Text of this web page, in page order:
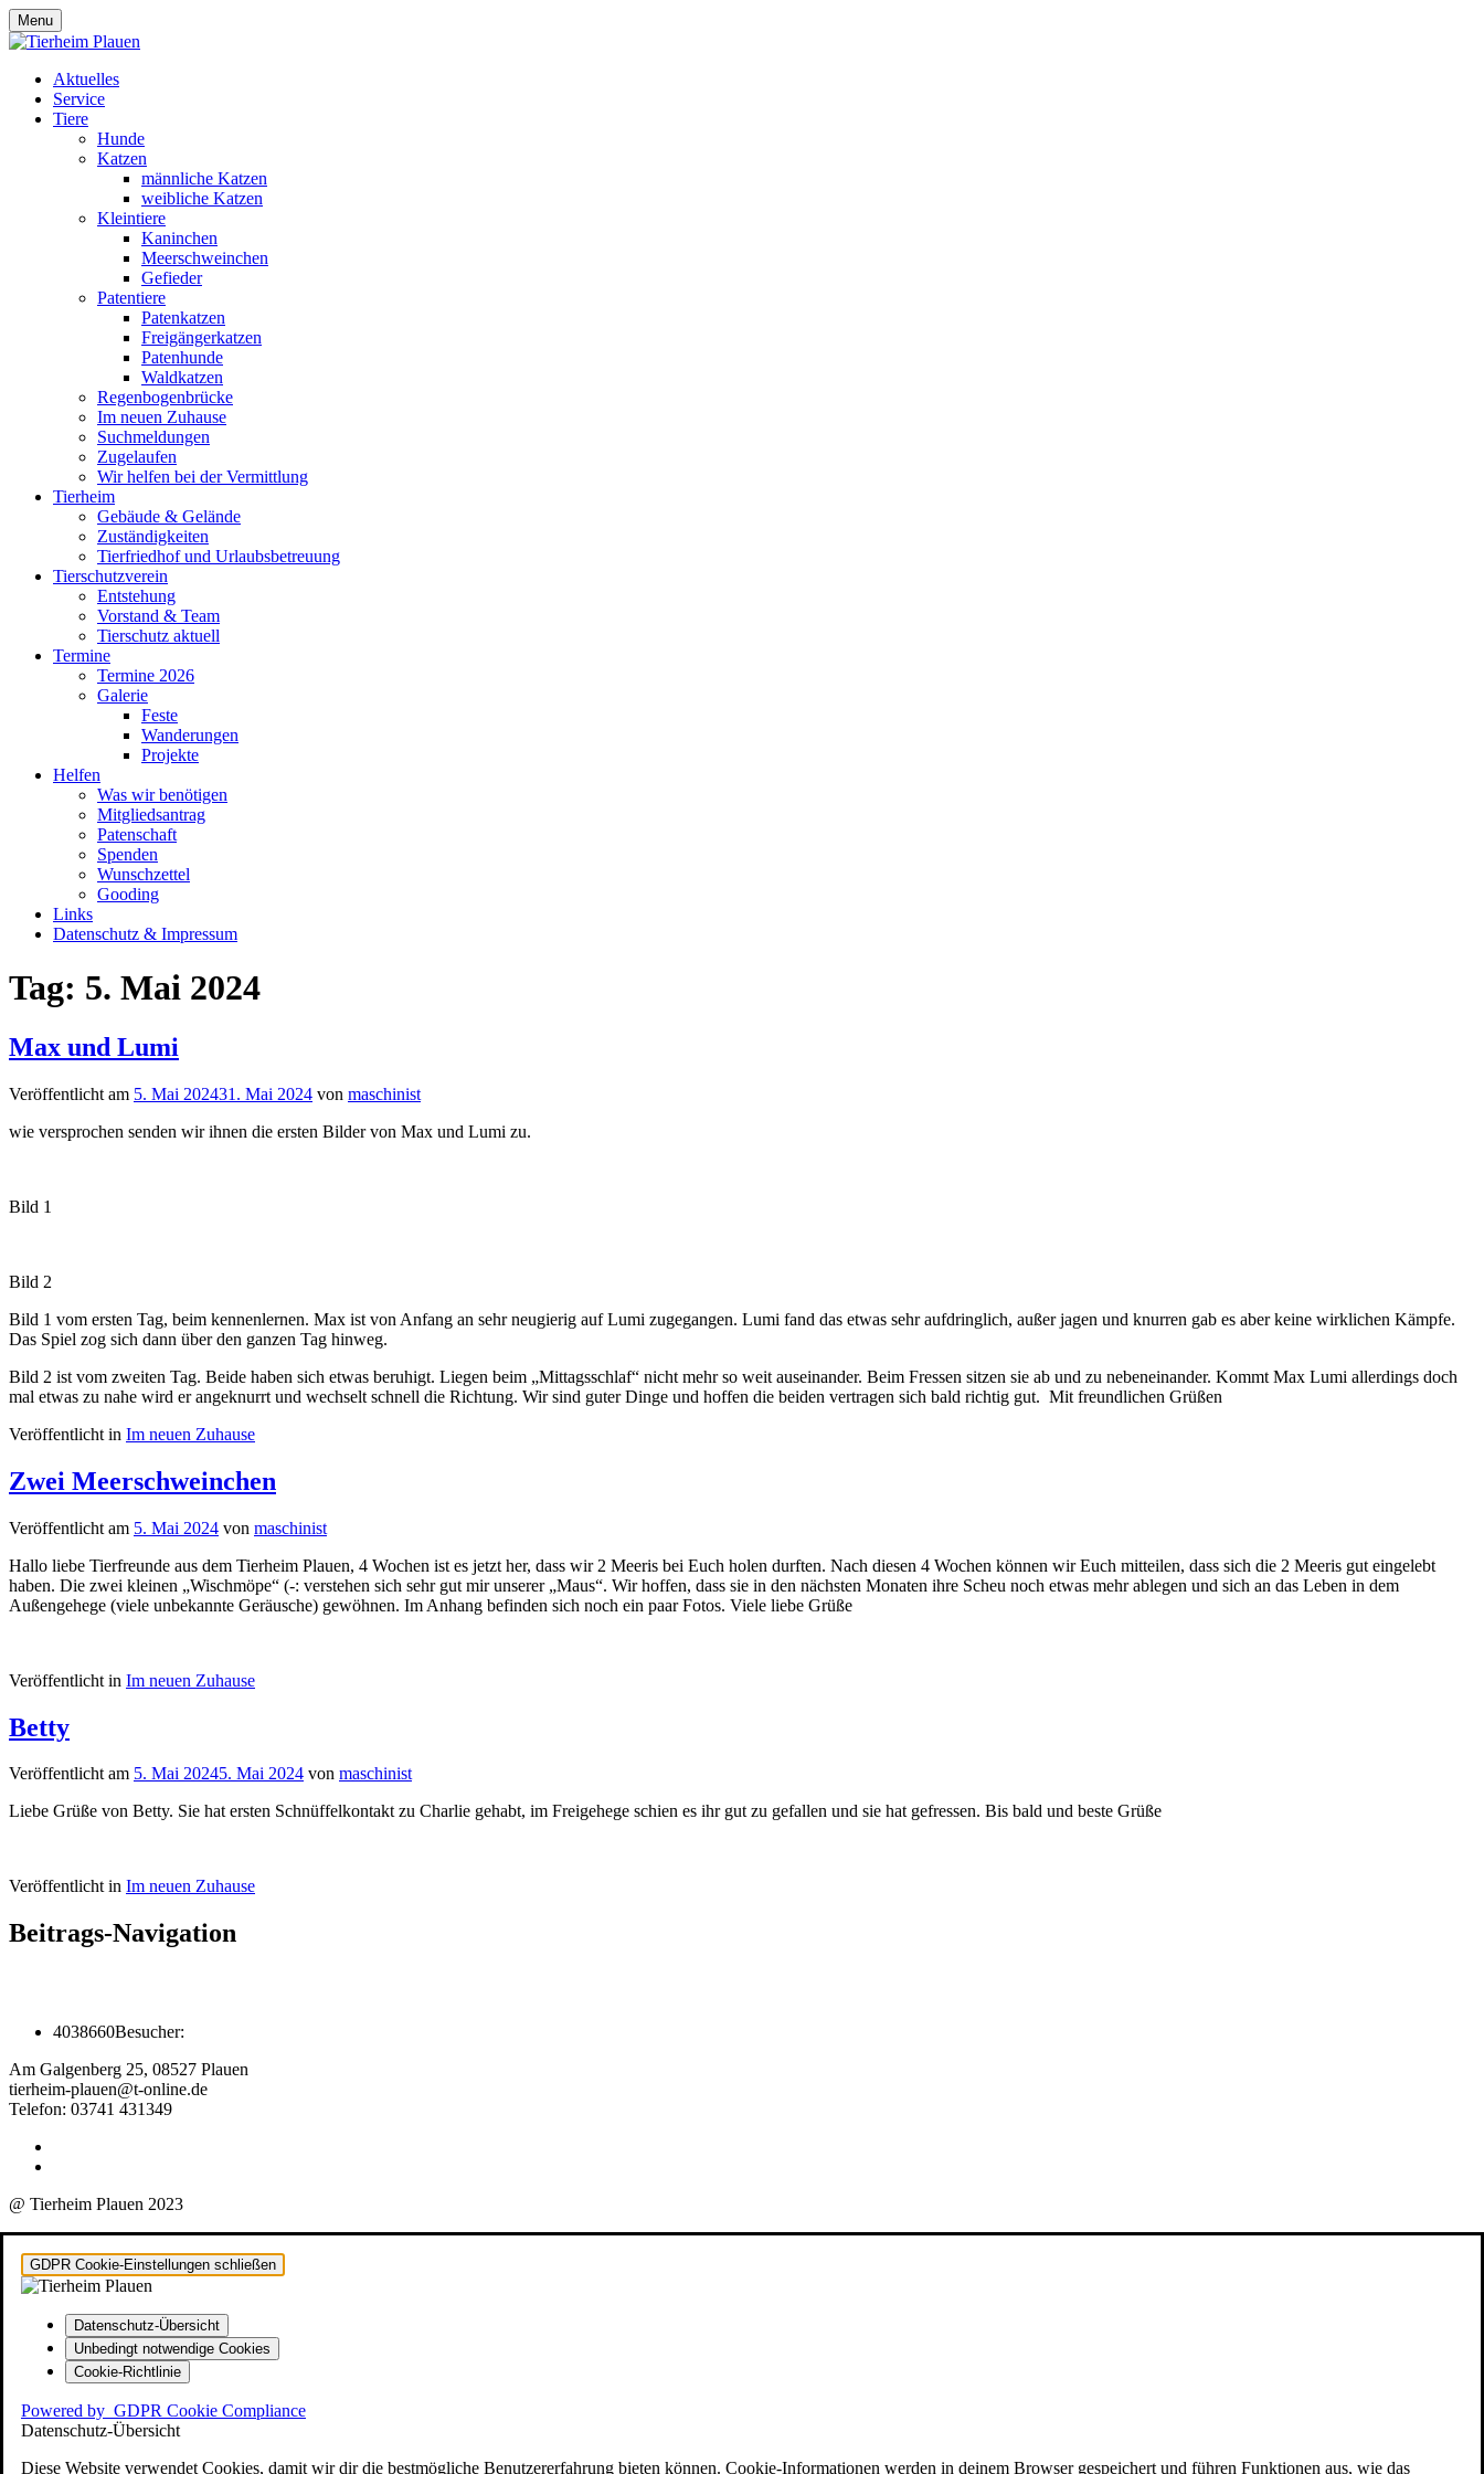
Menu
Aktuelles
Service
Tiere
Hunde
Katzen
männliche Katzen
weibliche Katzen
Kleintiere
Kaninchen
Meerschweinchen
Gefieder
Patentiere
Patenkatzen
Freigängerkatzen
Patenhunde
Waldkatzen
Regenbogenbrücke
Im neuen Zuhause
Suchmeldungen
Zugelaufen
Wir helfen bei der Vermittlung
Tierheim
Gebäude & Gelände
Zuständigkeiten
Tierfriedhof und Urlaubsbetreuung
Tierschutzverein
Entstehung
Vorstand & Team
Tierschutz aktuell
Termine
Termine 2026
Galerie
Feste
Wanderungen
Projekte
Helfen
Was wir benötigen
Mitgliedsantrag
Patenschaft
Spenden
Wunschzettel
Gooding
Links
Datenschutz & Impressum
Tag: 5. Mai 2024
Max und Lumi
Veröffentlicht am 5. Mai 202431. Mai 2024 von maschinist
wie versprochen senden wir ihnen die ersten Bilder von Max und Lumi zu.
Bild 1
Bild 2
Bild 1 vom ersten Tag, beim kennenlernen. Max ist von Anfang an sehr neugierig auf Lumi zugegangen. Lumi fand das etwas sehr aufdringlich, außer jagen und knurren gab es aber keine wirklichen Kämpfe.
Das Spiel zog sich dann über den ganzen Tag hinweg.
Bild 2 ist vom zweiten Tag. Beide haben sich etwas beruhigt. Liegen beim „Mittagsschlaf“ nicht mehr so weit auseinander. Beim Fressen sitzen sie ab und zu nebeneinander. Kommt Max Lumi allerdings doch
mal etwas zu nahe wird er angeknurrt und wechselt schnell die Richtung. Wir sind guter Dinge und hoffen die beiden vertragen sich bald richtig gut. Mit freundlichen Grüßen
Veröffentlicht in Im neuen Zuhause
Zwei Meerschweinchen
Veröffentlicht am 5. Mai 2024 von maschinist
Hallo liebe Tierfreunde aus dem Tierheim Plauen, 4 Wochen ist es jetzt her, dass wir 2 Meeris bei Euch holen durften. Nach diesen 4 Wochen können wir Euch mitteilen, dass sich die 2 Meeris gut eingelebt
haben. Die zwei kleinen „Wischmöpe“ (-: verstehen sich sehr gut mir unserer „Maus“. Wir hoffen, dass sie in den nächsten Monaten ihre Scheu noch etwas mehr ablegen und sich an das Leben in dem
Außengehege (viele unbekannte Geräusche) gewöhnen. Im Anhang befinden sich noch ein paar Fotos. Viele liebe Grüße
Veröffentlicht in Im neuen Zuhause
Betty
Veröffentlicht am 5. Mai 20245. Mai 2024 von maschinist
Liebe Grüße von Betty. Sie hat ersten Schnüffelkontakt zu Charlie gehabt, im Freigehege schien es ihr gut zu gefallen und sie hat gefressen. Bis bald und beste Grüße
Veröffentlicht in Im neuen Zuhause
Beitrags-Navigation
4038660Besucher:
Am Galgenberg 25, 08527 Plauen
tierheim-plauen@t-online.de
Telefon: 03741 431349
@ Tierheim Plauen 2023
GDPR Cookie-Einstellungen schließen
Datenschutz-Übersicht
Unbedingt notwendige Cookies
Cookie-Richtlinie
Powered by GDPR Cookie Compliance
Datenschutz-Übersicht
Diese Website verwendet Cookies, damit wir dir die bestmögliche Benutzererfahrung bieten können. Cookie-Informationen werden in deinem Browser gespeichert und führen Funktionen aus, wie das